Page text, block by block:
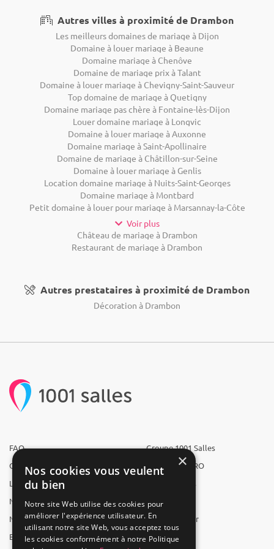
Autres villes à proximité de Drambon
Les meilleurs domaines de mariage à Dijon
Domaine à louer mariage à Beaune
Domaine mariage à Chenôve
Domaine de mariage prix à Talant
Domaine à louer mariage à Chevigny-Saint-Sauveur
Top domaine de mariage à Quetigny
Domaine mariage pas chère à Fontaine-lès-Dijon
Louer domaine mariage à Longvic
Domaine à louer mariage à Auxonne
Domaine mariage à Saint-Apollinaire
Domaine de mariage à Châtillon-sur-Seine
Domaine à louer mariage à Genlis
Location domaine mariage à Nuits-Saint-Georges
Domaine mariage à Montbard
Petit domaine à louer pour mariage à Marsannay-la-Côte
Voir plus
Château de mariage à Drambon
Restaurant de mariage à Drambon
Autres prestataires à proximité de Drambon
Décoration à Drambon
FAQ
Qui sommes-nous ?
L'équipe
Nous recrutons
Nos partenaires
Espace presse
Groupe 1001 Salles
1001 Salles PRO
1001 Traiteurs
1001 Artistes
Reserverunbar
MP2
×
Nos cookies vous veulent
du bien
Notre site Web utilise des cookies pour
améliorer l'expérience utilisateur. En
utilisant notre site Web, vous acceptez tous
les cookies conformément à notre Politique